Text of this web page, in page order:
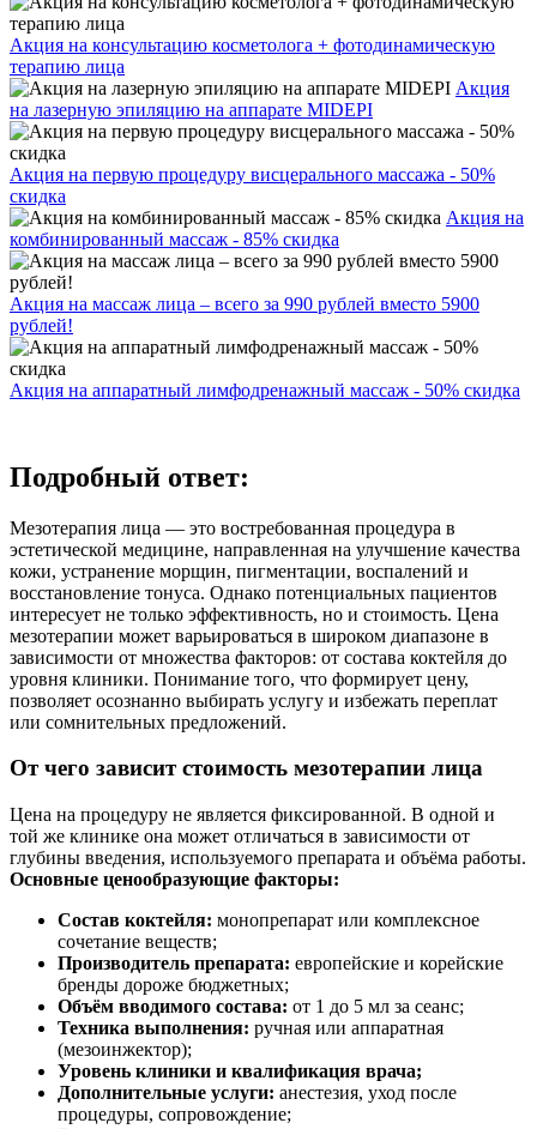
Акция на консультацию косметолога + фотодинамическую
терапию лица
Акция
на лазерную эпиляцию на аппарате MIDEPI
Акция на первую процедуру висцерального массажа - 50%
скидка
Акция на
комбинированный массаж - 85% скидка
Акция на массаж лица – всего за 990 рублей вместо 5900
рублей!
Акция на аппаратный лимфодренажный массаж - 50% скидка
Подробный ответ:
Мезотерапия лица — это востребованная процедура в
эстетической медицине, направленная на улучшение качества
кожи, устранение морщин, пигментации, воспалений и
восстановление тонуса. Однако потенциальных пациентов
интересует не только эффективность, но и стоимость. Цена
мезотерапии может варьироваться в широком диапазоне в
зависимости от множества факторов: от состава коктейля до
уровня клиники. Понимание того, что формирует цену,
позволяет осознанно выбирать услугу и избежать переплат
или сомнительных предложений.
От чего зависит стоимость мезотерапии лица
Цена на процедуру не является фиксированной. В одной и
той же клинике она может отличаться в зависимости от
глубины введения, используемого препарата и объёма работы.
Основные ценообразующие факторы:
Состав коктейля: монопрепарат или комплексное
сочетание веществ;
Производитель препарата: европейские и корейские
бренды дороже бюджетных;
Объём вводимого состава: от 1 до 5 мл за сеанс;
Техника выполнения: ручная или аппаратная
(мезоинжектор);
Уровень клиники и квалификация врача;
Дополнительные услуги: анестезия, уход после
процедуры, сопровождение;